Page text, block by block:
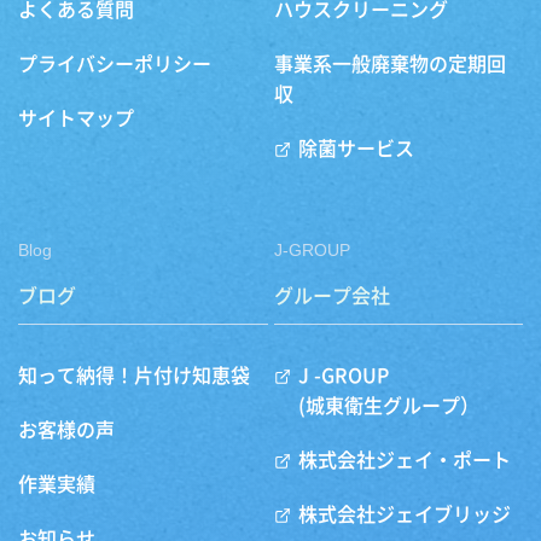
よくある質問
プライバシーポリシー
サイトマップ
ハウスクリーニング
事業系一般廃棄物の定期回
収
除菌サービス
Blog
ブログ
知って納得！片付け知恵袋
お客様の声
作業実績
J-GROUP
グループ会社
J -GROUP
(城東衛生グループ）
株式会社ジェイ・ポート
株式会社ジェイブリッジ